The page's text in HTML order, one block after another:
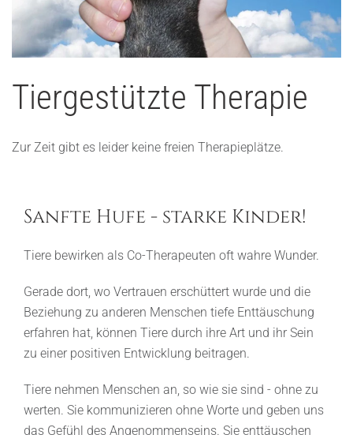
Tiergestützte Therapie
Zur Zeit gibt es leider keine freien Therapieplätze.
Sanfte Hufe - starke Kinder!
Tiere bewirken als Co-Therapeuten oft wahre Wunder.
Gerade dort, wo Vertrauen erschüttert wurde und die
Beziehung zu anderen Menschen tiefe Enttäuschung
erfahren hat, können Tiere durch ihre Art und ihr Sein
zu einer positiven Entwicklung beitragen.
Tiere nehmen Menschen an, so wie sie sind - ohne zu
werten. Sie kommunizieren ohne Worte und geben uns
das Gefühl des Angenommenseins. Sie enttäuschen